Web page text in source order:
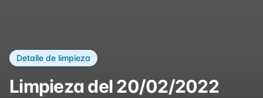
Detalle de limpieza
Limpieza del20/02/2022